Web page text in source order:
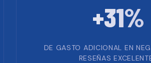
+31%
DE GASTO ADICIONAL EN
RESEÑAS